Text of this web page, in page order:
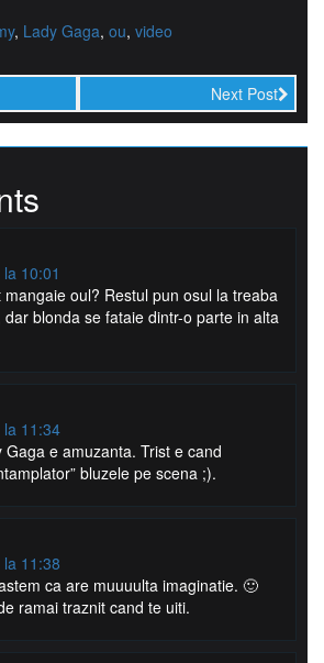
, Lady Gaga, ou, video
Next Post
10:01
oul? Restul pun osul la treaba
blonda se fataie dintr-o parte in alta
11:34
Gaga e amuzanta. Trist e cand
bluzele pe scena ;).
11:38
ca are muuuulta imaginatie. 🙂
ramai traznit cand te uiti.